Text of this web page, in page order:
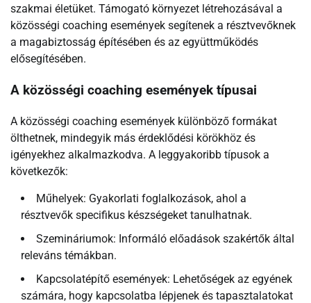
szakmai életüket. Támogató környezet létrehozásával a
közösségi coaching események segítenek a résztvevőknek
a magabiztosság építésében és az együttműködés
elősegítésében.
A közösségi coaching események típusai
A közösségi coaching események különböző formákat
ölthetnek, mindegyik más érdeklődési körökhöz és
igényekhez alkalmazkodva. A leggyakoribb típusok a
következők:
Műhelyek: Gyakorlati foglalkozások, ahol a
résztvevők specifikus készségeket tanulhatnak.
Szemináriumok: Informáló előadások szakértők által
releváns témákban.
Kapcsolatépítő események: Lehetőségek az egyének
számára, hogy kapcsolatba lépjenek és tapasztalatokat